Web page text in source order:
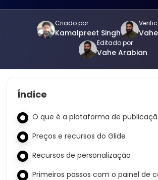
Criado por
Kamalpreet Singh
Editado por
Vahe Arabian
Índice
O que é a plataforma de
Preços e recursos do Glide
Recursos de personalização
Primeiros passos com o painel de